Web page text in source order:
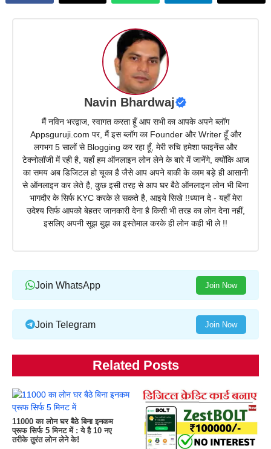
Navin Bhardwaj
मैं नविन भरद्वाज, स्वागत करता हूँ आप सभी का आपके अपने ब्लॉग
Appsguruji.com पर, मैं इस ब्लॉग का Founder और Writer हूँ और
लगभग 5 सालों से Blogging कर रहा हूँ, मेरी रुचि हमेशा फाइनेंस और
टेक्नोलॉजी में रही है, यहाँ हम ऑनलाइन लोन लेने के बारे में जानेंगे, क्योंकि आज
का समय अब डिजिटल हो चूका है जैसे आप अपने बाकी के काम बड़े ही आसानी
से ऑनलाइन कर लेते है, कुछ इसी तरह से आप घर बैठे ऑनलाइन लोन भी बिना
भागदौर के सिर्फ KYC करके ले सकते है, आइये सिखे !!ध्यान दे - यहाँ मेरा
उदेश्य सिर्फ आपको बेहतर जानकारी देना है किसी भी तरह का लोन देना नहीं,
इसलिए अपनी सूझ बुझ का इस्तेमाल करके ही लोन कही भी ले !!
Join WhatsApp Join Now
Join Telegram Join Now
Related Posts
11000 का लोन घर बैठे बिना इनकम
प्रूफ सिर्फ 5 मिनट में : ये है 10 नए
तरीके तुरंत लोन लेने के!